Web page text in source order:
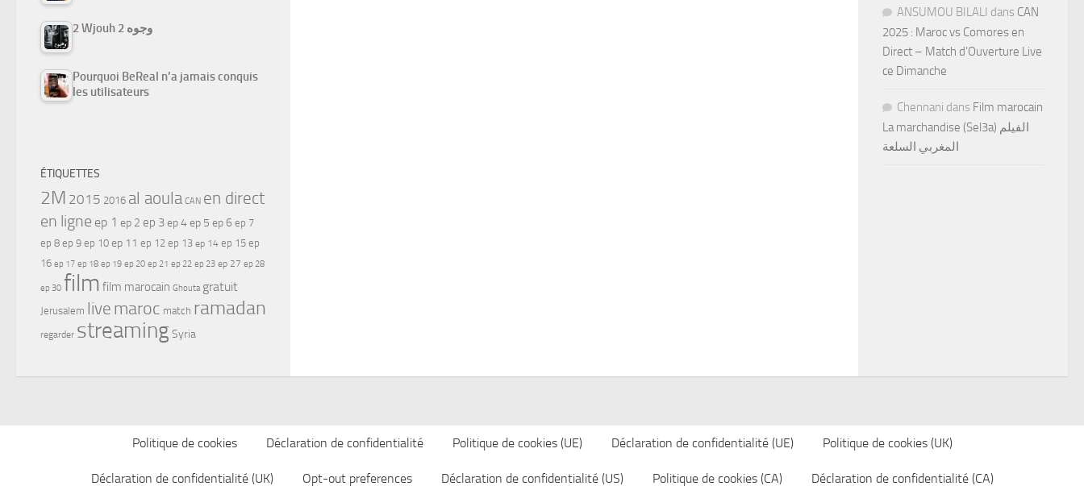
2 Wjouh 2 وجوه
Pourquoi BeReal n’a jamais conquis
les utilisateurs
ÉTIQUETTES
2M 2015 2016 al aoula CAN en direct
en ligne ep 1 ep 2 ep 3ep 4ep 5 ep 6 ep 7
ep 8 ep 9 ep 10 ep 11 ep 12 ep 13 ep 14 ep 15 ep
16 ep 17 ep 18 ep 19 ep 20 ep 21 ep 22 ep 23 ep 27 ep 28
ep 30 film film marocain Ghouta gratuit
Jerusalem live maroc match ramadan
regarder streamingSyria
ANSUMOU BILALI dans CAN
2025 : Maroc vs Comores en
Direct – Match d’Ouverture Live
ce Dimanche
Chennani dans Film marocain
La marchandise (Sel3a) الفيلم
المغربي السلعة
Politique de cookies Déclaration de confidentialité Politique de cookies (UE) Déclaration de confidentialité (UE) Politique de cookies (UK)
Déclaration de confidentialité (UK) Opt-out preferences Déclaration de confidentialité (US) Politique de cookies (CA) Déclaration de confidentialité (CA)